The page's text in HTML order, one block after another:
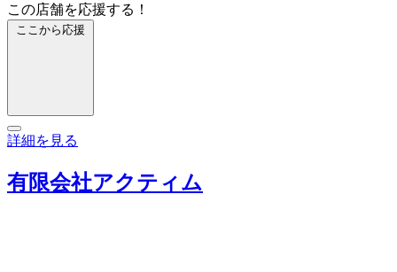
この店舗を応援する！
ここから応援
詳細を見る
有限会社アクティム